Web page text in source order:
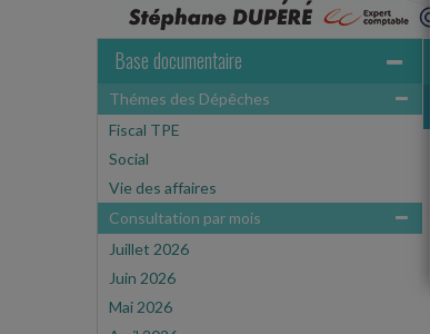
Base documentaire
Thémes des Dépêches
Fiscal TPE
Social
Vie des affaires
Consultation par mois
Juillet 2026
Juin 2026
Mai 2026